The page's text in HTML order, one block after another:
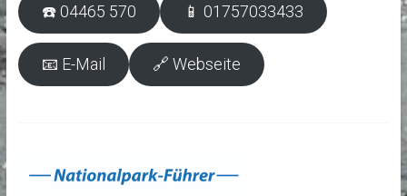
☎️ 04465 570 📱 01757033433
📧 E-Mail 🔗 Webseite